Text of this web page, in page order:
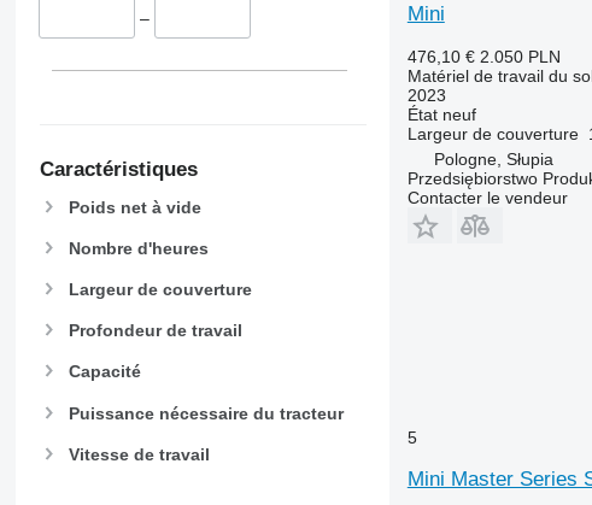
–
Caractéristiques
Poids net à vide
Nombre d'heures
Largeur de couverture
Profondeur de travail
Capacité
Puissance nécessaire du tracteur
Vitesse de travail
Mini
476,10 € 2.050 PLN
Matériel de travail du
2023
Étatneuf
Largeur de couverture
Pologne, Słupia
Przedsiębiorstwo
Contacter le vendeur
5
Mini Master Series